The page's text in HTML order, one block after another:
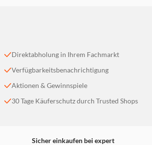
Direktabholung in Ihrem Fachmarkt
Verfügbarkeitsbenachrichtigung
Aktionen & Gewinnspiele
30 Tage Käuferschutz durch Trusted Shops
Sicher einkaufen bei expert